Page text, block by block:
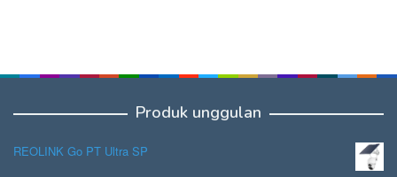
Produk unggulan
REOLINK Go PT Ultra SP